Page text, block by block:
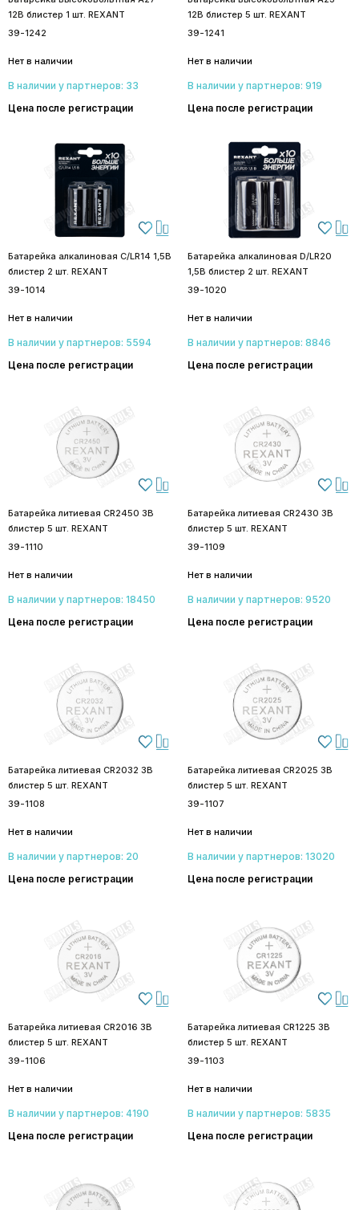
12В блистер 1 шт. REXANT
39-1242
Нет в наличии
В наличии у партнеров: 33
Цена после регистрации
12В блистер 5 шт. REXANT
39-1241
Нет в наличии
В наличии у партнеров: 919
Цена после регистрации
Батарейка алкалиновая С/LR14 1,5В
блистер 2 шт. REXANT
39-1014
Нет в наличии
В наличии у партнеров: 5594
Цена после регистрации
Батарейка алкалиновая D/LR20
1,5В блистер 2 шт. REXANT
39-1020
Нет в наличии
В наличии у партнеров: 8846
Цена после регистрации
Батарейка литиевая CR2450 3В
блистер 5 шт. REXANT
39-1110
Нет в наличии
В наличии у партнеров: 18450
Цена после регистрации
Батарейка литиевая CR2430 3В
блистер 5 шт. REXANT
39-1109
Нет в наличии
В наличии у партнеров: 9520
Цена после регистрации
Батарейка литиевая CR2032 3В
блистер 5 шт. REXANT
39-1108
Нет в наличии
В наличии у партнеров: 20
Цена после регистрации
Батарейка литиевая CR2025 3В
блистер 5 шт. REXANT
39-1107
Нет в наличии
В наличии у партнеров: 13020
Цена после регистрации
Батарейка литиевая CR2016 3В
блистер 5 шт. REXANT
39-1106
Нет в наличии
В наличии у партнеров: 4190
Цена после регистрации
Батарейка литиевая CR1225 3В
блистер 5 шт. REXANT
39-1103
Нет в наличии
В наличии у партнеров: 5835
Цена после регистрации